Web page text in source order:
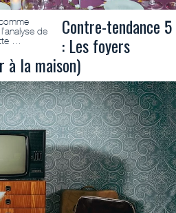
de
…
Contre-tendance 5
: Les foyers
à la maison)